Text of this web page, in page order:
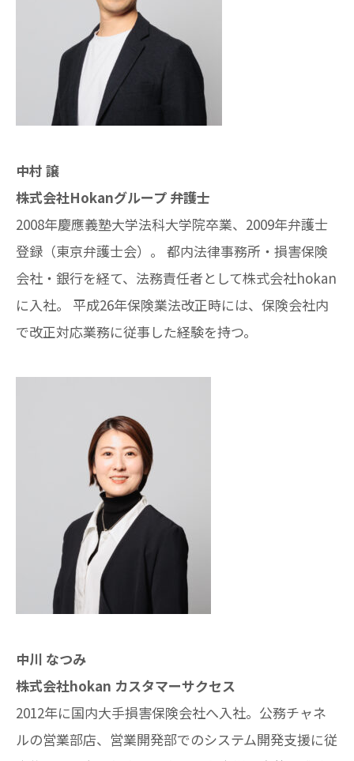
中村 譲
株式会社Hokanグループ 弁護士
2008年慶應義塾大学法科大学院卒業、2009年弁護士
登録（東京弁護士会）。 都内法律事務所・損害保険
会社・銀行を経て、法務責任者として株式会社hokan
に入社。 平成26年保険業法改正時には、保険会社内
で改正対応業務に従事した経験を持つ。
中川 なつみ
株式会社hokan カスタマーサクセス
2012年に国内大手損害保険会社へ入社。公務チャネ
ルの営業部店、営業開発部でのシステム開発支援に従